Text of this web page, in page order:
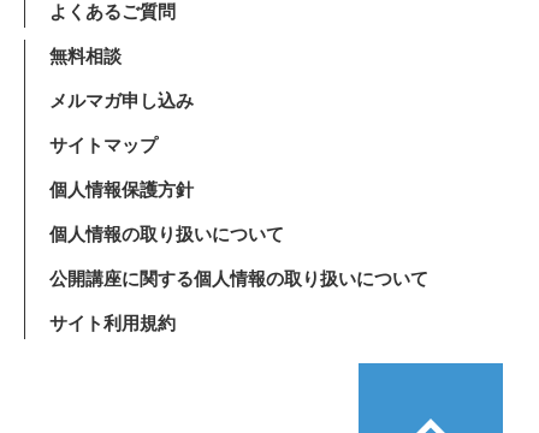
よくあるご質問
無料相談
メルマガ申し込み
サイトマップ
個人情報保護方針
個人情報の取り扱いについて
公開講座に関する個人情報の取り扱いについて
サイト利用規約